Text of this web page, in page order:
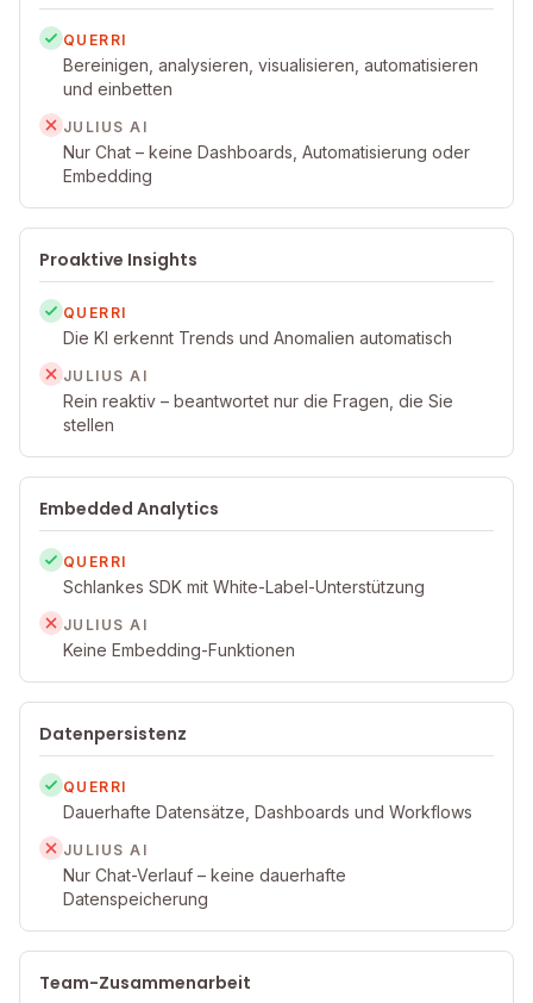
QUERRI
Bereinigen, analysieren, visualisieren, automatisieren
und einbetten
JULIUS AI
Nur Chat – keine Dashboards, Automatisierung oder
Embedding
Proaktive Insights
QUERRI
Die KI erkennt Trends und Anomalien automatisch
JULIUS AI
Rein reaktiv – beantwortet nur die Fragen, die Sie
stellen
Embedded Analytics
QUERRI
Schlankes SDK mit White-Label-Unterstützung
JULIUS AI
Keine Embedding-Funktionen
Datenpersistenz
QUERRI
Dauerhafte Datensätze, Dashboards und Workflows
JULIUS AI
Nur Chat-Verlauf – keine dauerhafte
Datenspeicherung
Team-Zusammenarbeit